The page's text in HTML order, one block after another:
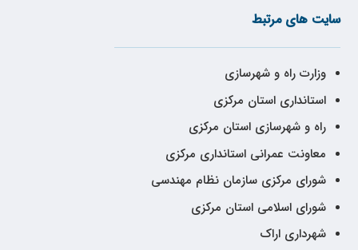
سایت های مرتبط
وزارت راه و شهرسازی
استانداری استان مرکزی
راه و شهرسازی استان مرکزی
معاونت عمرانی استانداری مرکزی
شورای مرکزی سازمان نظام مهندسی
شورای اسلامی استان مرکزی
شهرداری اراک